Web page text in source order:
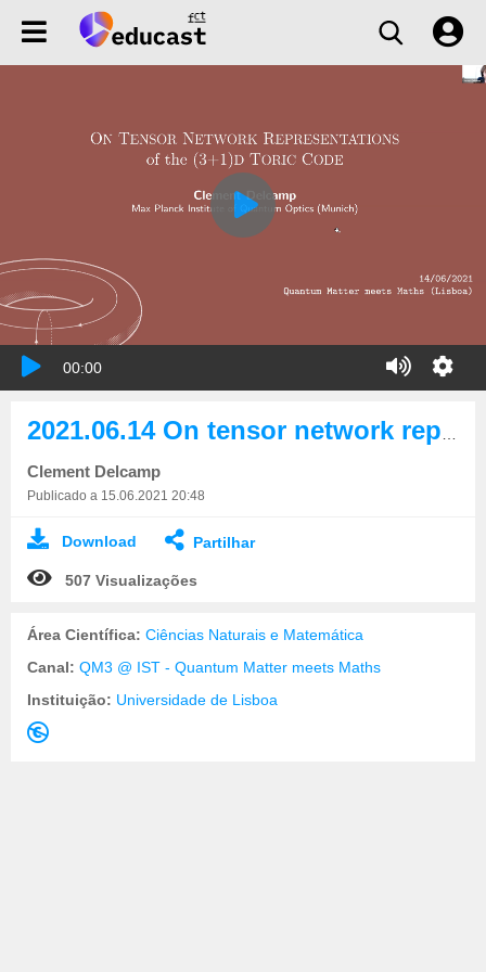
00:00
Clement Delcamp
Publicado a 15.06.2021 20:48
Download Partilhar
507 Visualizações
Área Científica: Ciências Naturais e Matemática
Canal: QM3 @ IST - Quantum Matter meets Maths
Instituição: Universidade de Lisboa